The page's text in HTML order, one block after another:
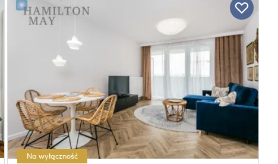
Na wyłączność